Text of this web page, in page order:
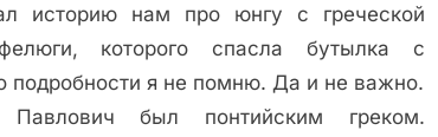
историю нам про юнгу с греческой
которого спасла бутылка с
подробности я не помню. Да и не важно.
Павлович был понтийским греком.